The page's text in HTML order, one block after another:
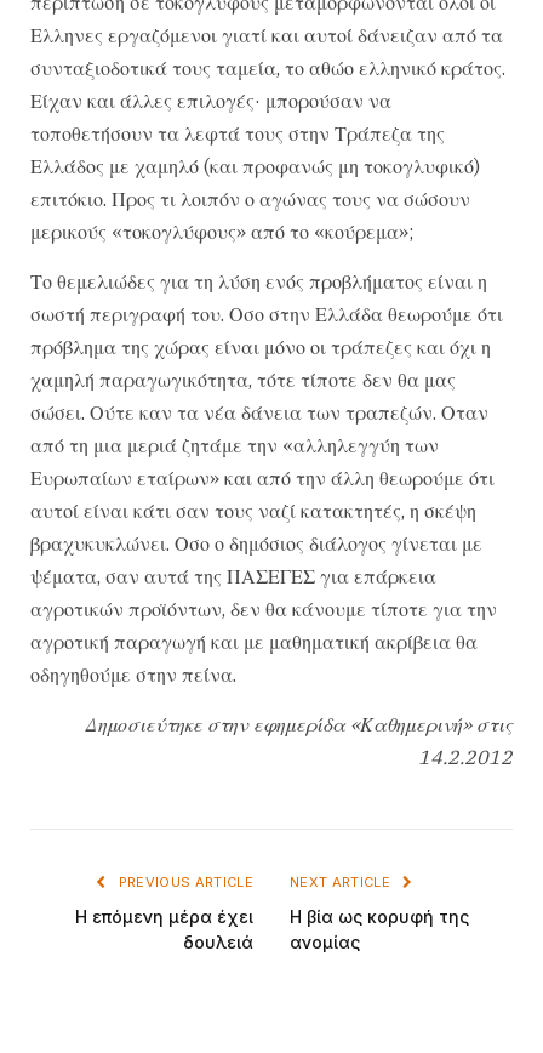
Ελληνες εργαζόμενοι γιατί και αυτοί δάνειζαν από τα
συνταξιοδοτικά τους ταμεία, το αθώο ελληνικό κράτος.
Είχαν και άλλες επιλογές· μπορούσαν να
τοποθετήσουν τα λεφτά τους στην Τράπεζα της
Ελλάδος με χαμηλό (και προφανώς μη τοκογλυφικό)
επιτόκιο. Προς τι λοιπόν ο αγώνας τους να σώσουν
μερικούς «τοκογλύφους» από το «κούρεμα»;
Το θεμελιώδες για τη λύση ενός προβλήματος είναι η
σωστή περιγραφή του. Οσο στην Ελλάδα θεωρούμε ότι
πρόβλημα της χώρας είναι μόνο οι τράπεζες και όχι η
χαμηλή παραγωγικότητα, τότε τίποτε δεν θα μας
σώσει. Ούτε καν τα νέα δάνεια των τραπεζών. Οταν
από τη μια μεριά ζητάμε την «αλληλεγγύη των
Ευρωπαίων εταίρων» και από την άλλη θεωρούμε ότι
αυτοί είναι κάτι σαν τους ναζί κατακτητές, η σκέψη
βραχυκυκλώνει. Οσο ο δημόσιος διάλογος γίνεται με
ψέματα, σαν αυτά της ΠΑΣΕΓΕΣ για επάρκεια
αγροτικών προϊόντων, δεν θα κάνουμε τίποτε για την
αγροτική παραγωγή και με μαθηματική ακρίβεια θα
οδηγηθούμε στην πείνα.
Δημοσιεύτηκε στην εφημερίδα «Καθημερινή» στις
14.2.2012
PREVIOUS ARTICLE
Η επόμενη μέρα έχει
δουλειά
NEXT ARTICLE
Η βία ως κορυφή της
ανομίας